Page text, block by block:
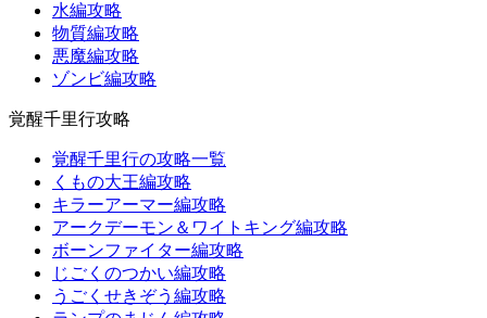
水編攻略
物質編攻略
悪魔編攻略
ゾンビ編攻略
覚醒千里行攻略
覚醒千里行の攻略一覧
くもの大王編攻略
キラーアーマー編攻略
アークデーモン＆ワイトキング編攻略
ボーンファイター編攻略
じごくのつかい編攻略
うごくせきぞう編攻略